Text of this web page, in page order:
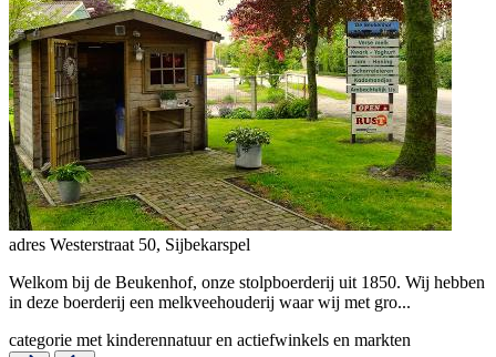
adres Westerstraat 50, Sijbekarspel
Welkom bij de Beukenhof, onze stolpboerderij uit 1850. Wij hebben
in deze boerderij een melkveehouderij waar wij met gro...
categorie met kinderennatuur en actiefwinkels en markten